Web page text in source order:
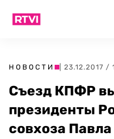
НОВОСТИ | 23.12.2017 /
Съезд КПФР
президенты
совхоза